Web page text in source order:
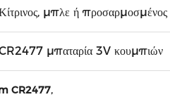
μπλε ή προσαρμοσμένος
μπαταρία 3V κουμπιών
CR2477,